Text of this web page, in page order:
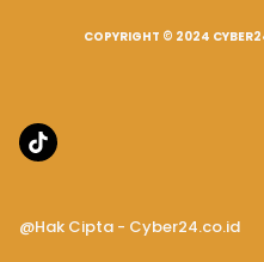
COPYRIGHT © 2024
@Hak Cipta - Cyber24.co.id